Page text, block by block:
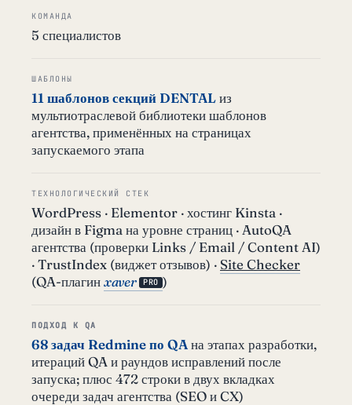
КОМАНДА
5 специалистов
ШАБЛОНЫ
11 шаблонов секций DENTALиз
мультиотраслевой библиотеки шаблонов
агентства, применённых на страницах
запускаемого этапа
ТЕХНОЛОГИЧЕСКИЙ СТЕК
WordPress · Elementor · хостинг Kinsta ·
дизайн в Figma на уровне страниц · AutoQA
агентства (проверки Links / Email / Content AI)
· TrustIndex (виджет отзывов) · Site Checker
(QA-плагинxaver PRO )
ПОДХОД К QA
68 задач Redmine по QAна этапах разработки,
итераций QA и раундов исправлений после
запуска; плюс 472 строки в двух вкладках
очереди задач агентства (SEO и CX)